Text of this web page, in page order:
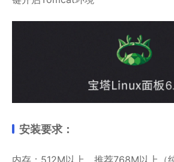
安装要求：
内存：512M以上，推荐768M以上（